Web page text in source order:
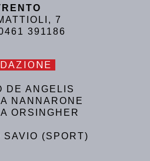
7
391186
DE ANGELIS
NANNARONE
ORSINGHER
SAVIO (SPORT)